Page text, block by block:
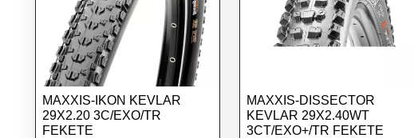
MAXXIS-IKON KEVLAR
29X2.20 3C/EXO/TR
FEKETE
MAXXIS-DISSECTOR
KEVLAR 29X2.40WT
3CT/EXO+/TR FEKETE